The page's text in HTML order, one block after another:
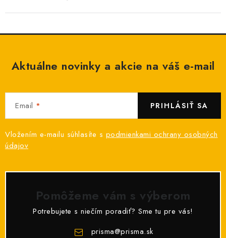
Aktuálne novinky a akcie na váš e-mail
Email
Vložením e-mailu súhlasíte s podmienkami ochrany osobných
údajov
PRIHLÁSIŤ SA
Pomôžeme vám s výberom
Potrebujete s niečím poradiť? Sme tu pre vás!
prisma@prisma.sk